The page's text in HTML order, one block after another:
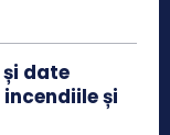
date
și